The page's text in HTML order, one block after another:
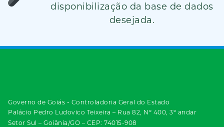
disponibilização da base de dados
desejada.
Governo de Goiás - Controladoria Geral do Estado
Palácio Pedro Ludovico Teixeira – Rua 82, Nº 400, 3º andar
Setor Sul – Goiânia/GO – CEP: 74015-908